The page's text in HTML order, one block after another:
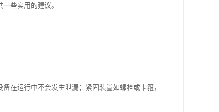
些实用的建议。
在运行中不会发生泄漏；紧固装置如螺栓或卡箍，